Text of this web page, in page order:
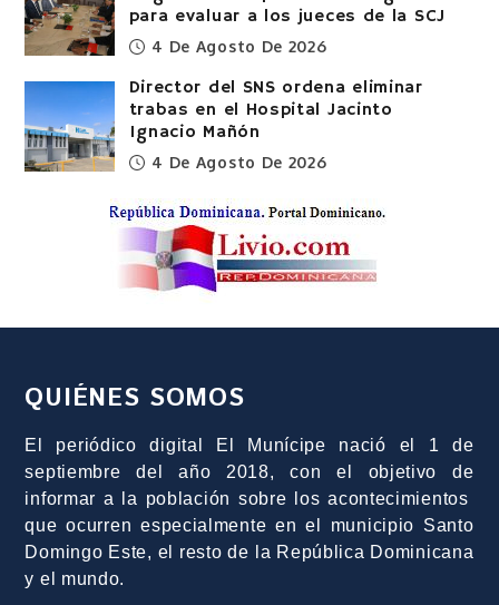
Consejo Nacional de la
Magistratura aprueba cronograma
para evaluar a los jueces de la SCJ
4 De Agosto De 2026
Director del SNS ordena eliminar
trabas en el Hospital Jacinto
Ignacio Mañón
4 De Agosto De 2026
QUIÉNES SOMOS
El periódico digital El Munícipe nació el 1 de
septiembre del año 2018, con el objetivo de
informar a la población sobre los acontecimientos
que ocurren especialmente en el municipio Santo
Domingo Este, el resto de la República Dominicana